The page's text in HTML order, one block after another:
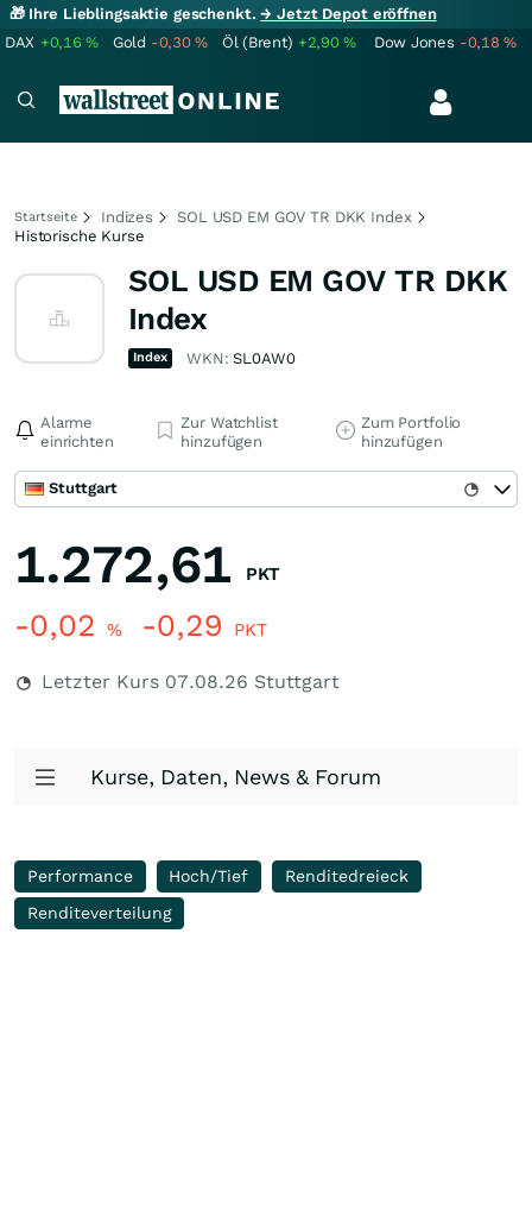
🎁 Ihre Lieblingsaktie geschenkt.→ Jetzt Depot eröffnen
DAX +0,16% Gold -0,30% Öl (Brent) +2,90% Dow Jones -0,18%
Startseite Indizes
SOL USD EM GOV TR DKK Index
Historische Kurse
SOL USD EM GOV TR DKK
Index
Index WKN:SL0AW0
Alarme
einrichten
Zur Watchlist
hinzufügen
Zum Portfolio
hinzufügen
Stuttgart
1.272,61 PKT
-0,02 % -0,29 PKT
Letzter Kurs 07.08.26 Stuttgart
Kurse, Daten, News & Forum
Performance Hoch/Tief
Renditedreieck
Renditeverteilung